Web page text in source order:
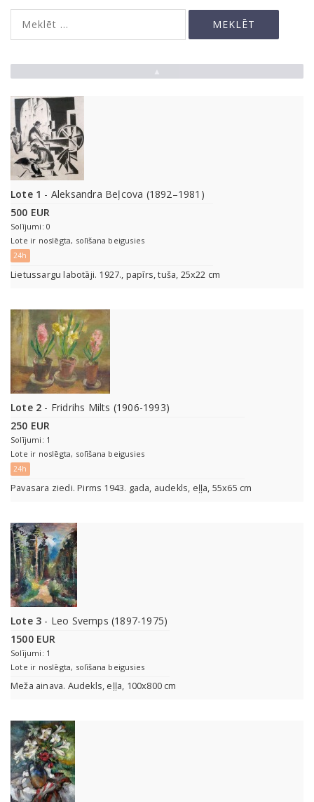
Lote 1 - Aleksandra Beļcova (1892–1981)
500 EUR
Solījumi: 0
Lote ir noslēgta, solīšana beigusies
24h
Lietussargu labotāji. 1927., papīrs, tuša, 25x22 cm
Lote 2 - Fridrihs Milts (1906-1993)
250 EUR
Solījumi: 1
Lote ir noslēgta, solīšana beigusies
24h
Pavasara ziedi. Pirms 1943. gada, audekls, eļļa, 55x65 cm
Lote 3 - Leo Svemps (1897-1975)
1500 EUR
Solījumi: 1
Lote ir noslēgta, solīšana beigusies
Meža ainava. Audekls, eļļa, 100x800 cm